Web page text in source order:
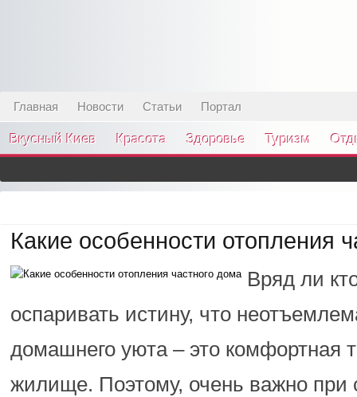
Главная Новости Статьи Портал
Вкусный Киев Красота Здоровье Туризм
Какие особенности отопления
Вряд ли
оспаривать истину, что
домашнего уюта – это комфортная
жилище. Поэтому, очень важно при